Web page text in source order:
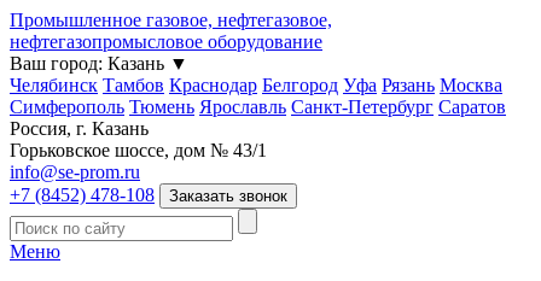
Промышленное газовое, нефтегазовое,
нефтегазопромысловое оборудование
Ваш город: Казань ▼
Челябинск Тамбов Краснодар Белгород Уфа Рязань Москва
Симферополь Тюмень Ярославль Санкт-Петербург Саратов
Россия, г. Казань
Горьковское шоссе, дом № 43/1
info@se-prom.ru
+7 (8452) 478-108
Заказать звонок
Меню